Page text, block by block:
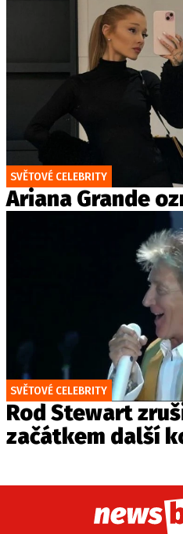
SVĚTOVÉ CELEBRITY
Ariana Grande
SVĚTOVÉ CELEBRITY
Rod Stewart
začátkem další